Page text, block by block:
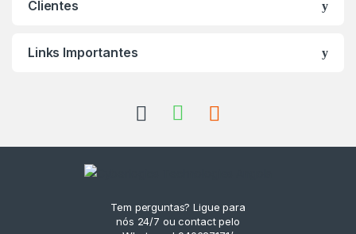
Clientes
Links Importantes
Tem perguntas? Ligue para
nós 24/7 ou contact pelo